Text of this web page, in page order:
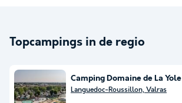
Topcampings in de regio
Camping Domaine de La Yole
Languedoc-Roussillon, Valras